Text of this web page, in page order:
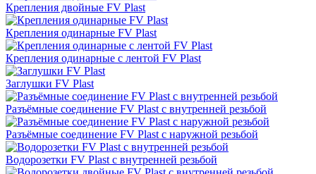
Крепления двойные FV Plast
Крепления одинарные FV Plast
Крепления одинарные с лентой FV Plast
Заглушки FV Plast
Разъёмные соединение FV Plast с внутренней резьбой
Разъёмные соединение FV Plast с наружной резьбой
Водорозетки FV Plast с внутренней резьбой